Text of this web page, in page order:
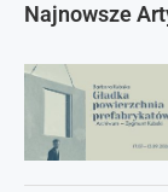
Najnowsze